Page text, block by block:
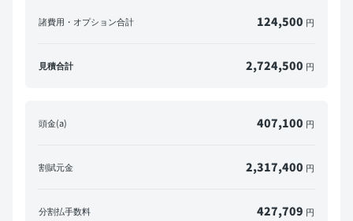
諸費用・オプション合計 124,500 円
見積合計 2,724,500 円
頭金(a) 407,100 円
割賦元金 2,317,400 円
分割払手数料 427,709 円